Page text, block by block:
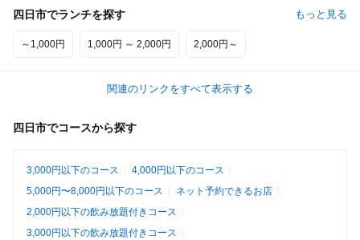
四日市でランチを探す もっと見る
～1,000円 1,000円 ～ 2,000円 2,000円～
関連のリンクをすべて表示する
四日市でコースから探す
3,000円以下のコース
4,000円以下のコース
5,000円〜8,000円以下のコース
ネット予約できるお店
2,000円以下の飲み放題付きコース
3,000円以下の飲み放題付きコース